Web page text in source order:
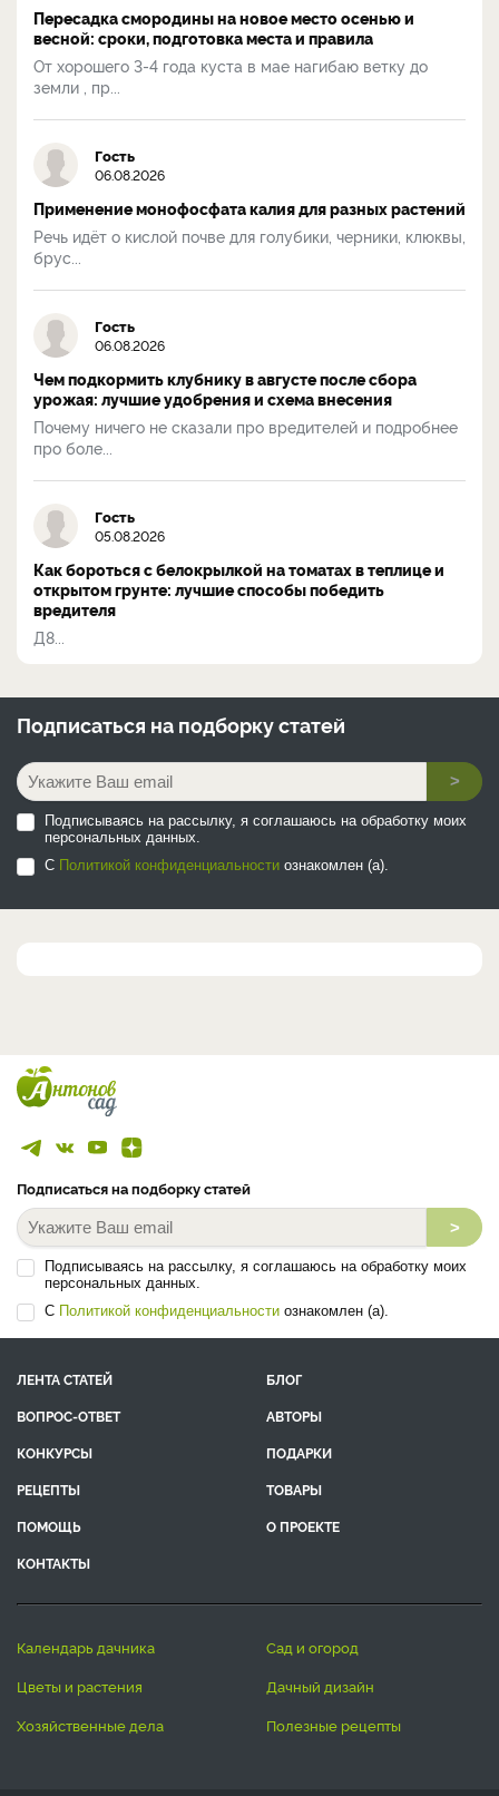
Пересадка смородины на новое место осенью и
весной: сроки, подготовка места и правила
От хорошего 3-4 года куста в мае нагибаю ветку до
земли , пр...
Гость
06.08.2026
Применение монофосфата калия для разных растений
Речь идёт о кислой почве для голубики, черники, клюквы,
брус...
Гость
06.08.2026
Чем подкормить клубнику в августе после сбора
урожая: лучшие удобрения и схема внесения
Почему ничего не сказали про вредителей и подробнее
про боле...
Гость
05.08.2026
Как бороться с белокрылкой на томатах в теплице и
открытом грунте: лучшие способы победить
вредителя
Д8...
Подписаться на подборку статей
>
Подписываясь на рассылку, я соглашаюсь на обработку моих
персональных данных.
С Политикой конфиденциальности ознакомлен (а).
Подписаться на подборку статей
>
Подписываясь на рассылку, я соглашаюсь на обработку моих
персональных данных.
С Политикой конфиденциальности ознакомлен (а).
ЛЕНТА СТАТЕЙ
БЛОГ
ВОПРОС-ОТВЕТ
АВТОРЫ
КОНКУРСЫ
ПОДАРКИ
РЕЦЕПТЫ
ТОВАРЫ
ПОМОЩЬ
О ПРОЕКТЕ
КОНТАКТЫ
календарь дачника
сад и огород
цветы и растения
дачный дизайн
хозяйственные дела
полезные рецепты